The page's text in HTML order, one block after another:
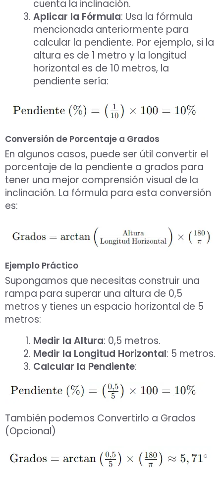
cuenta la inclinación.
Aplicar la Fórmula: Usa la fórmula
mencionada anteriormente para
calcular la pendiente. Por ejemplo, si la
altura es de 1 metro y la longitud
horizontal es de 10 metros, la
pendiente sería:
Conversión de Porcentaje a Grados
En algunos casos, puede ser útil convertir el
porcentaje de la pendiente a grados para
tener una mejor comprensión visual de la
inclinación. La fórmula para esta conversión
es:
Ejemplo Práctico
Supongamos que necesitas construir una
rampa para superar una altura de 0,5
metros y tienes un espacio horizontal de 5
metros:
Medir la Altura: 0,5 metros.
Medir la Longitud Horizontal: 5 metros.
Calcular la Pendiente:
También podemos Convertirlo a Grados
(Opcional)